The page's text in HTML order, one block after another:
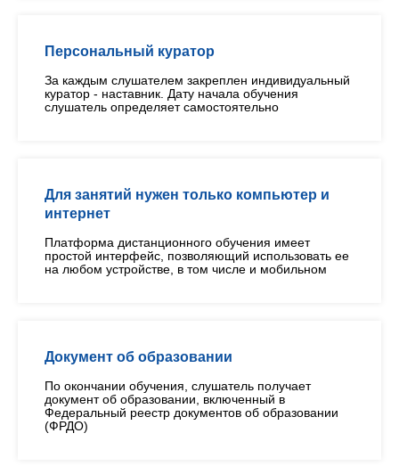
Персональный куратор
За каждым слушателем закреплен индивидуальный
куратор - наставник. Дату начала обучения
слушатель определяет самостоятельно
Для занятий нужен только компьютер и
интернет
Платформа дистанционного обучения имеет
простой интерфейс, позволяющий использовать ее
на любом устройстве, в том числе и мобильном
Документ об образовании
По окончании обучения, слушатель получает
документ об образовании, включенный в
Федеральный реестр документов об образовании
(ФРДО)